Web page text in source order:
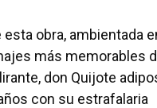
obra, ambientada
más memorables
don Quijote
con su estrafalaria